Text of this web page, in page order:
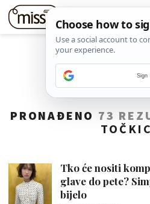
PRONAĐENO 73
Tko će nositi
glave do pete?
bijelo
Sign